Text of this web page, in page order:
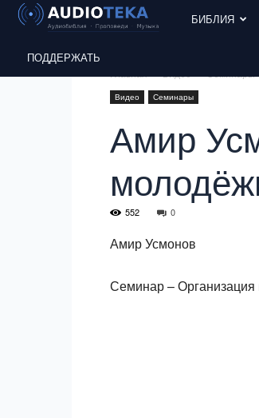
БИБЛИЯ
ПОДДЕРЖАТЬ
Видео Семинары
Амир
552 0
Амир Усмонов
Семинар –